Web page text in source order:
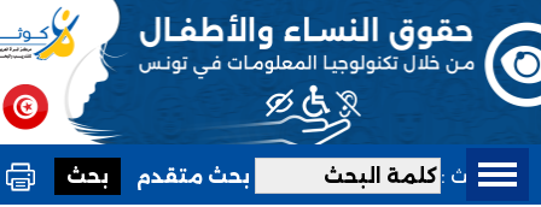
بحث : بحث متقدم